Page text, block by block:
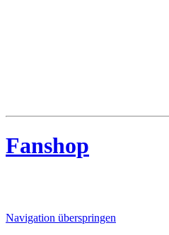
Fanshop
Navigation überspringen